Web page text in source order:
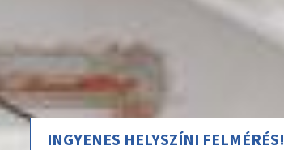
INGYENES HELYSZÍNI FELMÉRÉS!